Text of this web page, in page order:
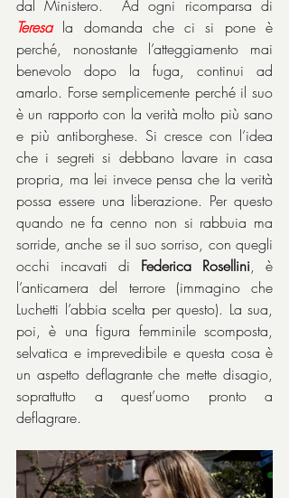
Teresa la domanda che ci si pone è
perché, nonostante l’atteggiamento mai
benevolo dopo la fuga, continui ad
amarlo. Forse semplicemente perché il suo
è un rapporto con la verità molto più sano
e più antiborghese. Si cresce con l’idea
che i segreti si debbano lavare in casa
propria, ma lei invece pensa che la verità
possa essere una liberazione. Per questo
quando ne fa cenno non si rabbuia ma
sorride, anche se il suo sorriso, con quegli
occhi incavati di Federica Rosellini, è
l’anticamera del terrore (immagino che
Luchetti l’abbia scelta per questo). La sua,
poi, è una figura femminile scomposta,
selvatica e imprevedibile e questa cosa è
un aspetto deflagrante che mette disagio,
soprattutto a quest’uomo pronto a
deflagrare.